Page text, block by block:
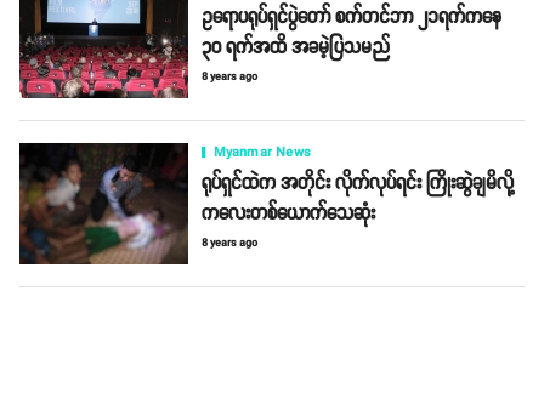
ဥရောပရုပ်ရှင်ပွဲတော် စက်တင်ဘာ ၂၁ရက်ကနေ
၃၀ ရက်အထိ အခမဲ့ပြသမည်
8 years ago
Myanmar News
ရုပ်ရှင်ထဲက အတိုင်း လိုက်လုပ်ရင်း ကြိုးဆွဲချမိလို့
ကလေးတစ်ယောက်သေဆုံး
8 years ago